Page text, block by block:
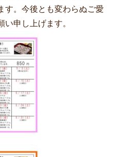
す。今後とも変わらぬご愛
申し上げます。